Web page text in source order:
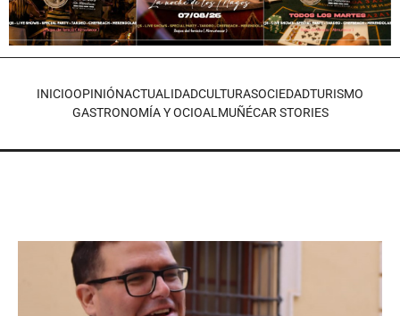
INICIOOPINIÓNACTUALIDADCULTURASOCIEDADTURISMO
GASTRONOMÍA Y OCIOALMUÑÉCAR STORIES